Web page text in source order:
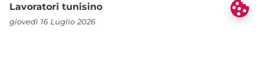
Lavoratori tunisino
giovedì 16 Luglio 2026